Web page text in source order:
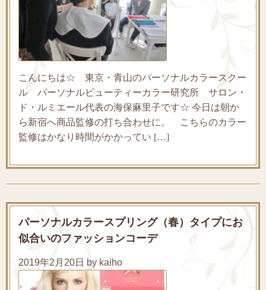
こんにちは☆ 東京・青山のパーソナルカラースクー
ル パーソナルビューティーカラー研究所 サロン・
ド・ルミエール代表の海保麻里子です☆ 今日は朝か
ら新宿へ商品監修の打ち合わせに。 こちらのカラー
監修はかなり時間がかかってい […]
パーソナルカラースプリング（春）タイプにお
似合いのファッションコーデ
2019年2月20日 by kaiho